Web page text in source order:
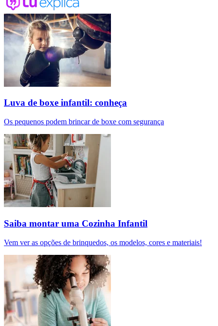
Luva de boxe infantil: conheça
Os pequenos podem brincar de boxe com segurança
Saiba montar uma Cozinha Infantil
Vem ver as opções de brinquedos, os modelos, cores e materiais!